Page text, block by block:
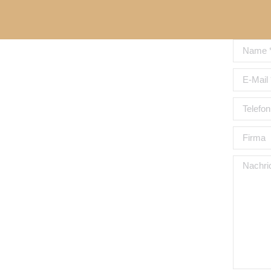
Name *
E-Mail *
Telefon
Firma